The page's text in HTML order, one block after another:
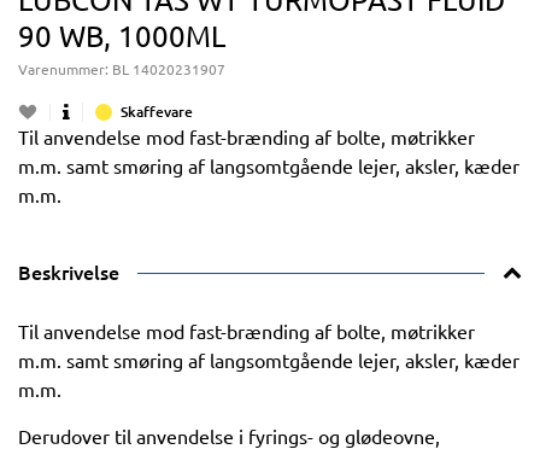
90 WB, 1000ML
Varenummer: BL 14020231907
Skaffevare
Til anvendelse mod fast-brænding af bolte, møtrikker
m.m. samt smøring af langsomtgående lejer, aksler, kæder
m.m.
Beskrivelse
Til anvendelse mod fast-brænding af bolte, møtrikker
m.m. samt smøring af langsomtgående lejer, aksler, kæder
m.m.
Derudover til anvendelse i fyrings- og glødeovne,